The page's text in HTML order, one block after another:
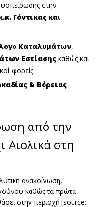
στην
Γόντικας και
Καταλυμάτων,
Εστίασης καθώς και
φορείς.
& Βόρειας
από την
Αιολικά στη
ανακοίνωση,
καθώς τα πρώτα
στην περιοχή [source: